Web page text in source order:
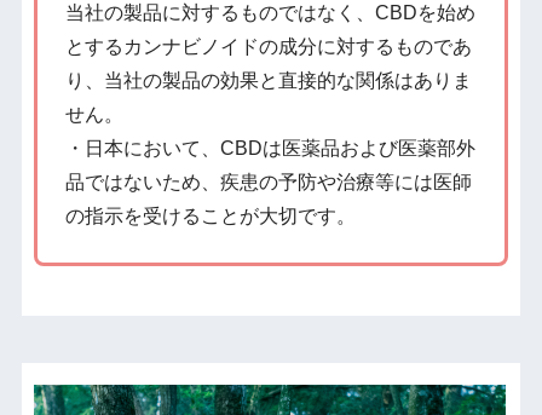
当社の製品に対するものではなく、CBDを始め
とするカンナビノイドの成分に対するものであ
り、当社の製品の効果と直接的な関係はありま
せん。
・日本において、CBDは医薬品および医薬部外
品ではないため、疾患の予防や治療等には医師
の指示を受けることが大切です。